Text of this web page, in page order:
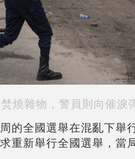
燒雜物，警員則向催淚
的全國選舉在混亂下舉
重新舉行全國選舉，當